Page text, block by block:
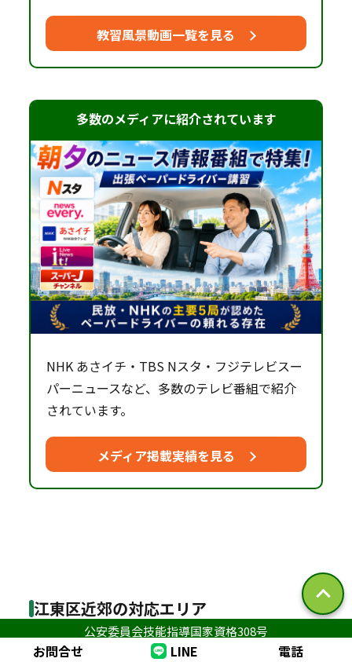
教習風景動画一覧を見る
多数のメディアに紹介されています
NHK あさイチ・TBS Nスタ・フジテレビスー
パーニュースなど、多数のテレビ番組で紹介
されています。
メディア掲載実績を見る
江東区近郊の対応エリア
公安委員会技能指導国家資格308号
お問合せ LINE 電話